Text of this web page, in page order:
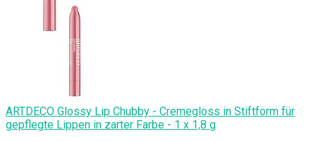
ARTDECO Glossy Lip Chubby - Cremegloss in Stiftform für
gepflegte Lippen in zarter Farbe - 1 x 1,8 g